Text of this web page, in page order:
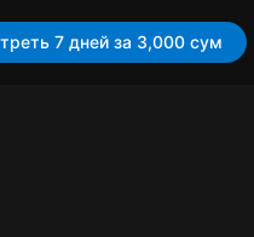
Смотреть 7 дней за 3,000 cум